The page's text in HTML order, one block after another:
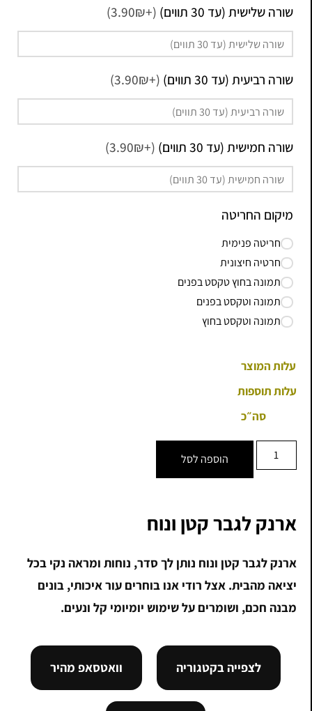
שורה שלישית (עד 30 תווים) (+3.90₪)
שורה רביעית (עד 30 תווים) (+3.90₪)
שורה חמישית (עד 30 תווים) (+3.90₪)
מיקום החריטה
חריטה פנימית
חרטיה חיצונית
תמונה בחוץ טקסט בפנים
תמונה וטקסט בפנים
תמונה וטקסט בחוץ
עלות המוצר
עלות תוספות
סה״כ
הוספה לסל
ארנק לגבר קטן ונוח
ארנק לגבר קטן ונוח נותן לך סדר, נוחות ומראה נקי בכל
יציאה מהבית. אצל רודי אנו בוחרים עור איכותי, בונים
מבנה חכם, ושומרים על שימוש יומיומי קל ונעים.
לצפייה בקטגוריה וואטסאפ מהיר